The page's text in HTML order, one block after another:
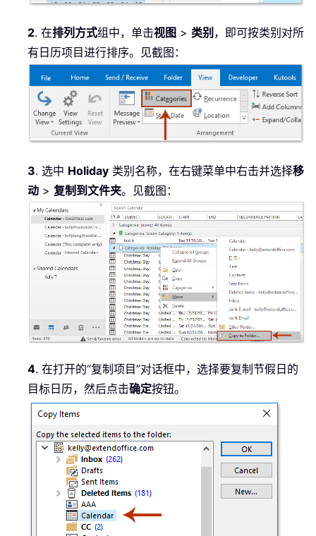
2. 在排列方式组中，单击视图 > 类别 ，即可按类别对所
有日历项目进行排序。见截图：
3. 选中 Holiday 类别名称，在右键菜单中右击并选择移
动 > 复制到文件夹。见截图：
4. 在打开的“复制项目”对话框中，选择要复制节假日的
目标日历，然后点击确定按钮。